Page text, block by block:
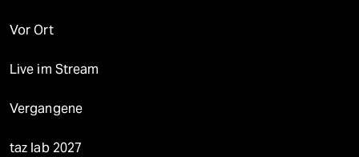
Vor Ort
Live im Stream
Vergangene
taz lab 2027